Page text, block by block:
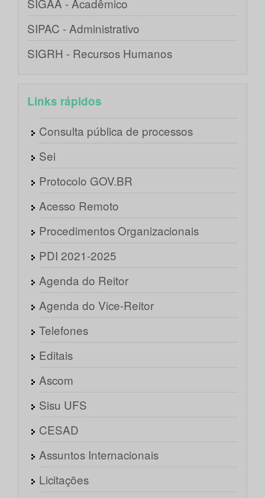
SIGAA - Acadêmico
SIPAC - Administrativo
SIGRH - Recursos Humanos
Links rápidos
Consulta pública de processos
Sei
Protocolo GOV.BR
Acesso Remoto
Procedimentos Organizacionais
PDI 2021-2025
Agenda do Reitor
Agenda do Vice-Reitor
Telefones
Editais
Ascom
Sisu UFS
CESAD
Assuntos Internacionais
Licitações